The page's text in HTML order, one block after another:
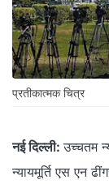
प्रतीकात्मक चित्र
नई दिल्ली: उच्चतम
न्यायमूर्ति एस एन